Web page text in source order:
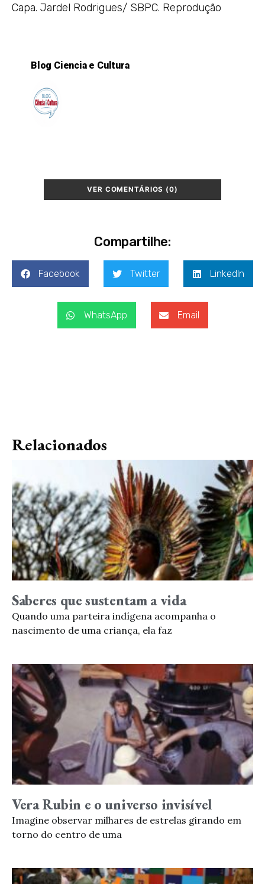
Capa. Jardel Rodrigues/ SBPC. Reprodução
Blog Ciencia e Cultura
VER COMENTÁRIOS (0)
Compartilhe:
Facebook Twitter LinkedIn
WhatsApp Email
Relacionados
Saberes que sustentam a vida
Quando uma parteira indígena acompanha o
nascimento de uma criança, ela faz
Vera Rubin e o universo invisível
Imagine observar milhares de estrelas girando em
torno do centro de uma